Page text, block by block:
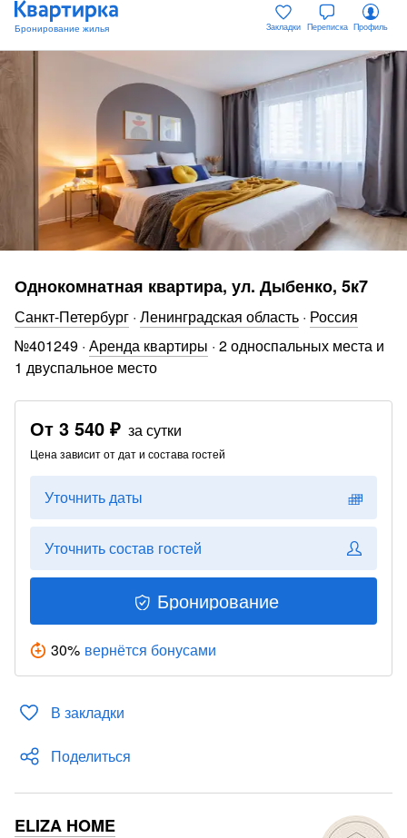
Закладки Переписка Профиль
Однокомнатная квартира, ул. Дыбенко, 5к7
Санкт-Петербург · Ленинградская область · Россия
№401249 · Аренда квартиры · 2 односпальных места и
1 двуспальное место
От 3 540 ₽ за сутки
Цена зависит от дат и состава гостей
Уточнить даты
Уточнить состав гостей
Бронирование
30% вернётся бонусами
В закладки
Поделиться
ELIZA HOME